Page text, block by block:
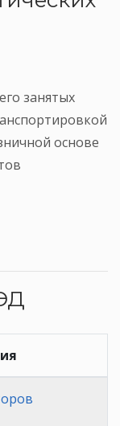
занятых
основе